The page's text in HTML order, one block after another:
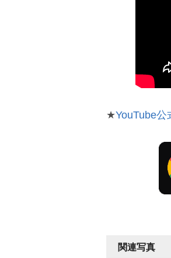
★YouTube公
関連写真